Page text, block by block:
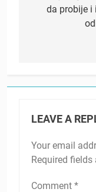
da probije i
LEAVE A
Your email
Required fields
Comment *